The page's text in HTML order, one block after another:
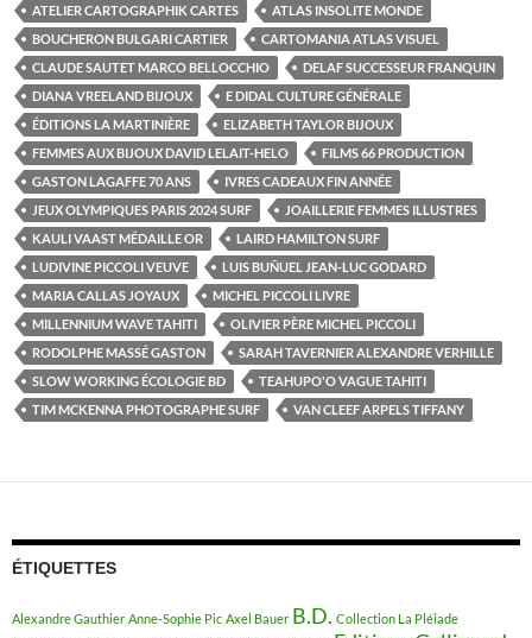
ATELIER CARTOGRAPHIK CARTES
ATLAS INSOLITE MONDE
BOUCHERON BULGARI CARTIER
CARTOMANIA ATLAS VISUEL
CLAUDE SAUTET MARCO BELLOCCHIO
DELAF SUCCESSEUR FRANQUIN
DIANA VREELAND BIJOUX
E DIDAL CULTURE GÉNÉRALE
ÉDITIONS LA MARTINIÈRE
ELIZABETH TAYLOR BIJOUX
FEMMES AUX BIJOUX DAVID LELAIT-HELO
FILMS 66 PRODUCTION
GASTON LAGAFFE 70 ANS
IVRES CADEAUX FIN ANNÉE
JEUX OLYMPIQUES PARIS 2024 SURF
JOAILLERIE FEMMES ILLUSTRES
KAULI VAAST MÉDAILLE OR
LAIRD HAMILTON SURF
LUDIVINE PICCOLI VEUVE
LUIS BUÑUEL JEAN-LUC GODARD
MARIA CALLAS JOYAUX
MICHEL PICCOLI LIVRE
MILLENNIUM WAVE TAHITI
OLIVIER PÈRE MICHEL PICCOLI
RODOLPHE MASSÉ GASTON
SARAH TAVERNIER ALEXANDRE VERHILLE
SLOW WORKING ÉCOLOGIE BD
TEAHUPO'O VAGUE TAHITI
TIM MCKENNA PHOTOGRAPHE SURF
VAN CLEEF ARPELS TIFFANY
ÉTIQUETTES
Alexandre Gauthier Anne-Sophie Pic Axel Bauer B.D. Collection La Pléiade